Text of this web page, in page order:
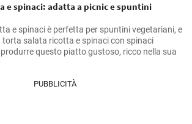
e spinaci: adatta a picnic e spuntini
e spinaci è perfetta per spuntini vegetariani, e
torta salata ricotta e spinaci con spinaci
questo piatto gustoso, ricco nella sua
PUBBLICITÀ